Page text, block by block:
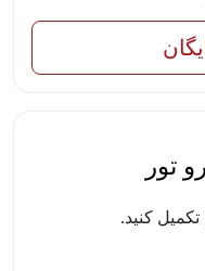
تور
کنید.